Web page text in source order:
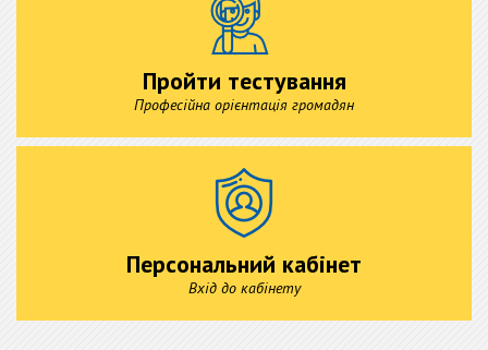
Пройти тестування
Професійна орієнтація громадян
Персональний кабінет
Вхід до кабінету